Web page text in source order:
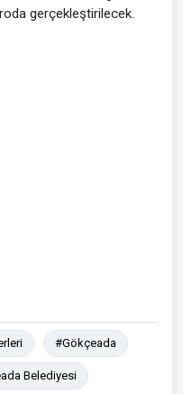
gerçekleştirilecek.
#Gökçeada
Belediyesi